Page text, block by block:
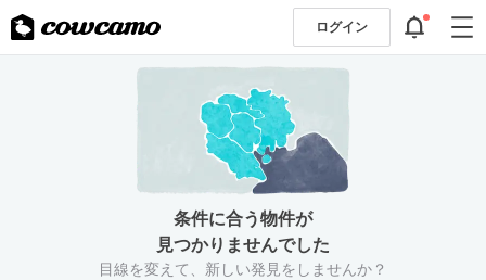
ログイン
条件に合う物件が
見つかりませんでした
目線を変えて、新しい発見をしませんか？